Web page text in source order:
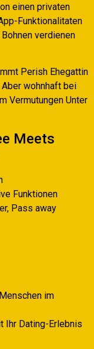
einen privaten
Funktionalitaten
verdienen
Perish Ehegattin
wohnhaft bei
Vermutungen Unter
Meets
Funktionen
Pass away
im
Ihr Dating-Erlebnis